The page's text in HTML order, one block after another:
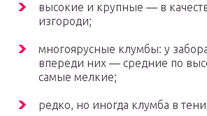
высокие и крупные — в
изгороди;
многоярусные клумбы: у
впереди них — средние по
самые мелкие;
редко, но иногда клумба в тени